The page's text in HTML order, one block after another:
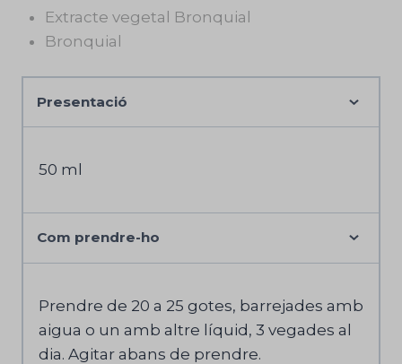
Extracte vegetal Bronquial
Bronquial
Presentació
50 ml
Com prendre-ho
Prendre de 20 a 25 gotes, barrejades amb
aigua o un amb altre líquid, 3 vegades al
dia. Agitar abans de prendre.